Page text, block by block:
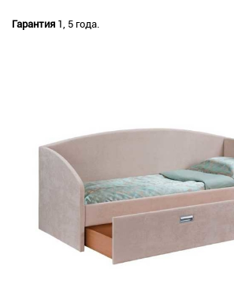
Гарантия 1, 5 года.